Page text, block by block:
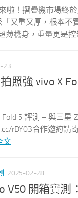
啦！摺疊機市場終
又重又厚，根本不
薄機身，重量更是
23
照強 vivo X
5 評測 + 與三
rDY03合作邀約請寄
文
2025-02-28
V50 開箱實測